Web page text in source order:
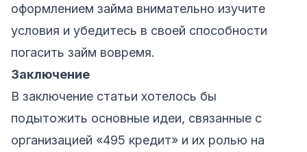
оформлением займа внимательно изучите
условия и убедитесь в своей способности
погасить займ вовремя.
Заключение
В заключение статьи хотелось бы
подытожить основные идеи, связанные с
организацией «495 кредит» и их ролью на